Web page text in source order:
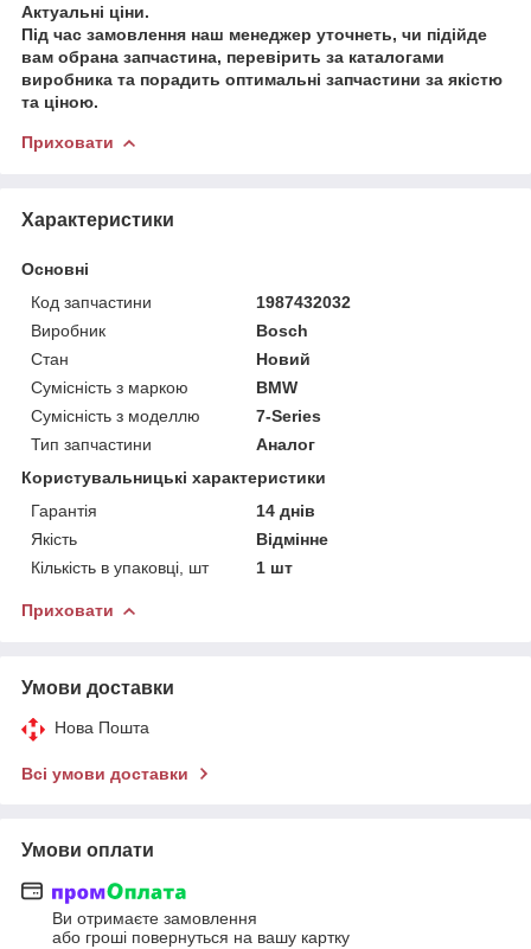
Актуальні ціни.
Під час замовлення наш менеджер уточнеть, чи підійде
вам обрана запчастина, перевірить за каталогами
виробника та порадить оптимальні запчастини за якістю
та ціною.
Приховати
Характеристики
Основні
Код запчастини
1987432032
Виробник
Bosch
Стан
Новий
Сумісність з маркою
BMW
Сумісність з моделлю
7-Series
Тип запчастини
Аналог
Користувальницькі характеристики
Гарантія
14 днів
Якість
Відмінне
Кількість в упаковці, шт
1 шт
Приховати
Умови доставки
Нова Пошта
Всі умови доставки
Умови оплати
Ви отримаєте замовлення
або гроші повернуться на вашу картку